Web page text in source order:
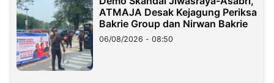
ATMAJA Desak Kejagung Periksa
Bakrie Group dan Nirwan Bakrie
06/08/2026 - 08:50